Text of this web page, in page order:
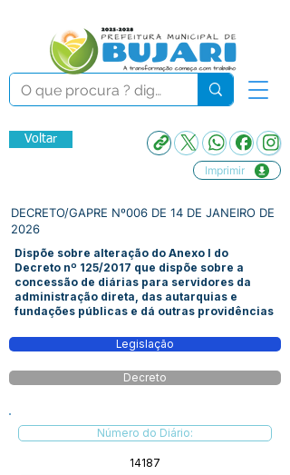
Voltar
Imprimir
DECRETO/GAPRE Nº006 DE 14 DE JANEIRO DE
2026
Dispõe sobre alteração do Anexo I do
Decreto nº 125/2017 que dispõe sobre a
concessão de diárias para servidores da
administração direta, das autarquias e
fundações públicas e dá outras providências
Legislação
Decreto
Número do Diário:
14187